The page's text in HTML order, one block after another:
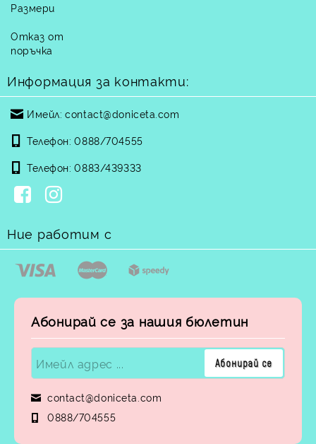
Размери
Отказ от
поръчка
Информация за контакти:
Имейл: contact@doniceta.com
Телефон: 0888/704555
Телефон: 0883/439333
Ние работим с
Абонирай се за нашия бюлетин
contact@doniceta.com
0888/704555